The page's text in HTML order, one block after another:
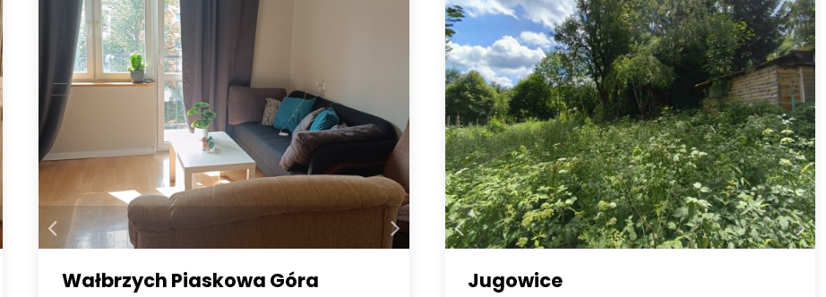
Wałbrzych Piaskowa Góra Jugowice